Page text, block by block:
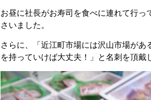
お昼に社長がお寿司を食べに連れて行
さいました。
さらに、「近江町市場には沢山市場が
を持っていけば大丈夫！」と名刺を頂戴